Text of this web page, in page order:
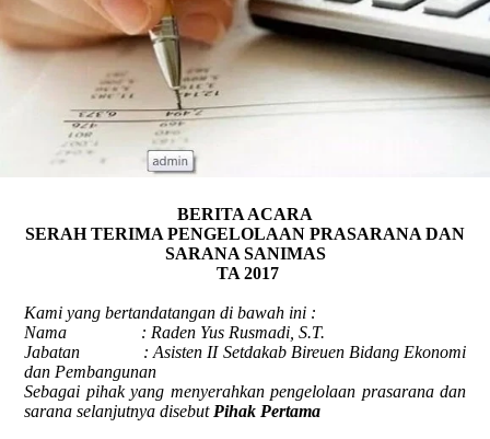
BERITA ACARA
SERAH TERIMA PENGELOLAAN PRASARANA DAN
SARANA SANIMAS
TA 2017
Kami yang bertandatangan di bawah ini :
Nama
: Raden Yus Rusmadi, S.T.
Jabatan
: Asisten II Setdakab Bireuen Bidang Ekonomi
dan Pembangunan
Sebagai pihak yang menyerahkan pengelolaan prasarana dan
sarana selanjutnya disebut Pihak Pertama